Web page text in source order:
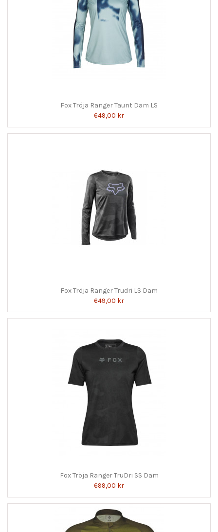
Fox Tröja Ranger Taunt Dam LS
649,00 kr
Fox Tröja Ranger Trudri LS Dam
649,00 kr
Fox Tröja Ranger TruDri SS Dam
699,00 kr